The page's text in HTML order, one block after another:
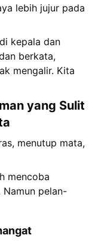
lebih jujur pada
kepala dan
berkata,
mengalir. Kita
yang Sulit
menutup mata,
mencoba
pelan-